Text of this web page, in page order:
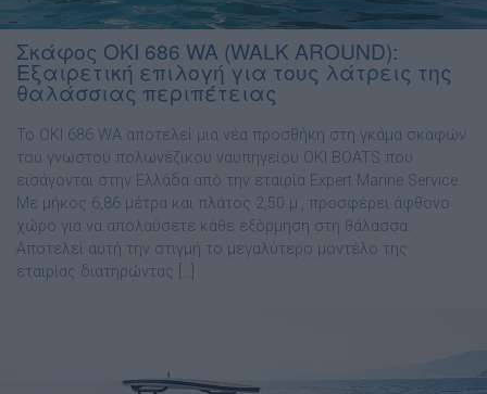
Σκάφος OKI 686 WA (WALK AROUND):
Εξαιρετική επιλογή για τους λάτρεις της
θαλάσσιας περιπέτειας
Το OKI 686 WA αποτελεί µια νέα προσθήκη στη γκάµα σκαφών
του γνωστού πολωνέζικου ναυπηγείου OKI BOATS που
εισάγονται στην Ελλάδα από την εταιρία Expert Marine Service.
Με µήκος 6,86 µέτρα και πλάτος 2,50 µ., προσφέρει άφθονο
χώρο για να απολαύσετε κάθε εξόρµηση στη θάλασσα.
Αποτελεί αυτή την στιγµή το µεγαλύτερο µοντέλο της
εταιρίας διατηρώντας […]